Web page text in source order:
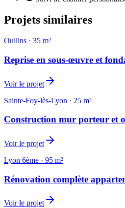
Projets similaires
Oullins · 35 m²
Reprise en sous-œuvre et
Voir le projet
Sainte-Foy-lès-Lyon · 25 m²
Construction mur porteur et
Voir le projet
Lyon 6ème · 95 m²
Rénovation complète
Voir le projet